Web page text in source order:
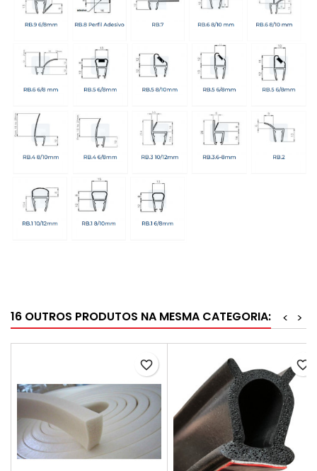
16 OUTROS PRODUTOS NA MESMA CATEGORIA: >
<
favorite_border favorite_border